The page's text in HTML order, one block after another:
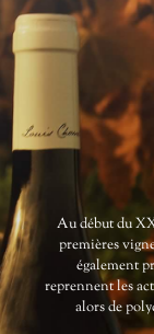
Au début du
premières
également
reprennent les
alors de